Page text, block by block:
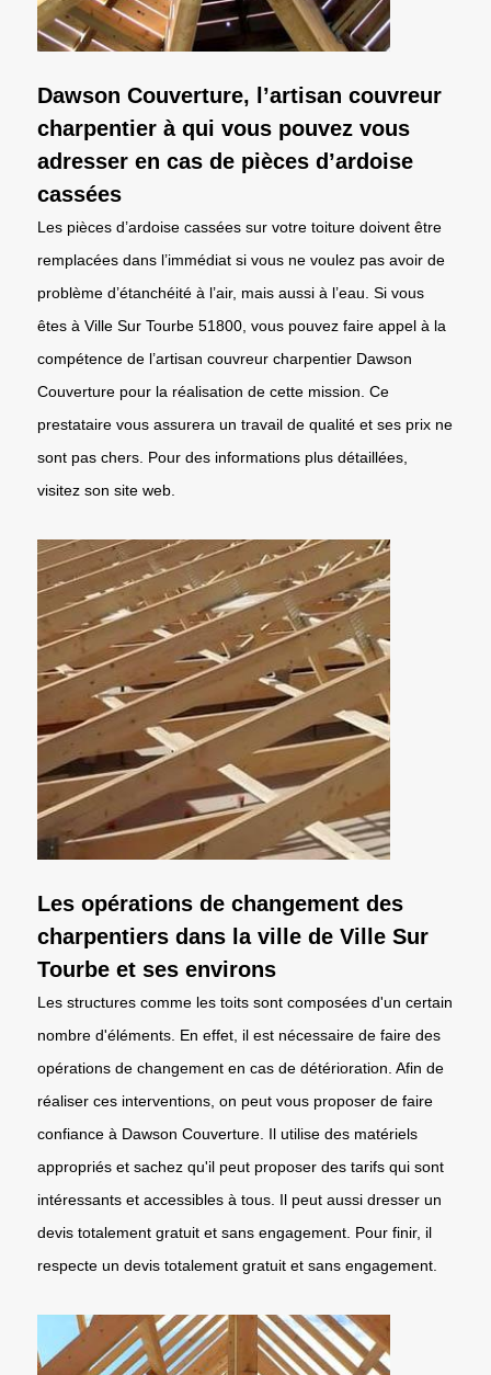
Dawson Couverture, l’artisan couvreur
charpentier à qui vous pouvez vous
adresser en cas de pièces d’ardoise
cassées
Les pièces d’ardoise cassées sur votre toiture doivent être
remplacées dans l’immédiat si vous ne voulez pas avoir de
problème d’étanchéité à l’air, mais aussi à l’eau. Si vous
êtes à Ville Sur Tourbe 51800, vous pouvez faire appel à la
compétence de l’artisan couvreur charpentier Dawson
Couverture pour la réalisation de cette mission. Ce
prestataire vous assurera un travail de qualité et ses prix ne
sont pas chers. Pour des informations plus détaillées,
visitez son site web.
Les opérations de changement des
charpentiers dans la ville de Ville Sur
Tourbe et ses environs
Les structures comme les toits sont composées d'un certain
nombre d'éléments. En effet, il est nécessaire de faire des
opérations de changement en cas de détérioration. Afin de
réaliser ces interventions, on peut vous proposer de faire
confiance à Dawson Couverture. Il utilise des matériels
appropriés et sachez qu'il peut proposer des tarifs qui sont
intéressants et accessibles à tous. Il peut aussi dresser un
devis totalement gratuit et sans engagement. Pour finir, il
respecte un devis totalement gratuit et sans engagement.